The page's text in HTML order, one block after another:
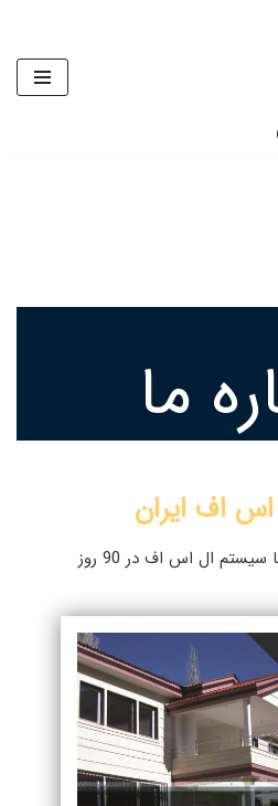
ما
اس اف ایران
ال اس اف در 90 روز